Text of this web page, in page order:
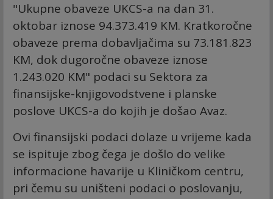
"Ukupne obaveze UKCS-a na dan 31.
oktobar iznose 94.373.419 KM. Kratkoročne
obaveze prema dobavljačima su 73.181.823
KM, dok dugoročne obaveze iznose
1.243.020 KM" podaci su Sektora za
finansijske-knjigovodstvene i planske
poslove UKCS-a do kojih je došao Avaz.
Ovi finansijski podaci dolaze u vrijeme kada
se ispituje zbog čega je došlo do velike
informacione havarije u Kliničkom centru,
pri čemu su uništeni podaci o poslovanju,